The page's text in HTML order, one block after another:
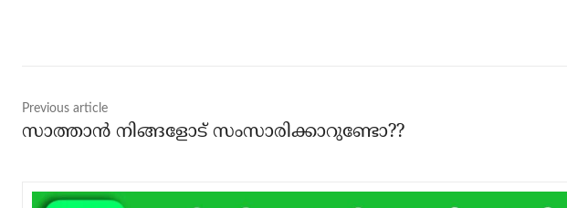
Previous article
സാത്താന്‍ നിങ്ങളോട് സംസാരിക്കാറുണ്ടോ??